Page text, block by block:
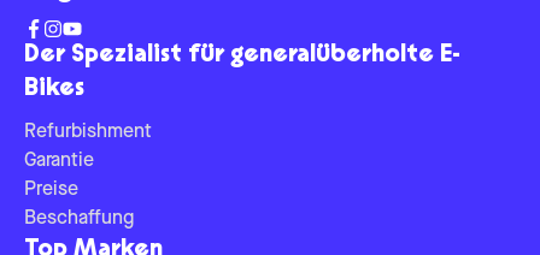
Der Spezialist für generalüberholte E-
Bikes
Refurbishment
Garantie
Preise
Beschaffung
Top Marken